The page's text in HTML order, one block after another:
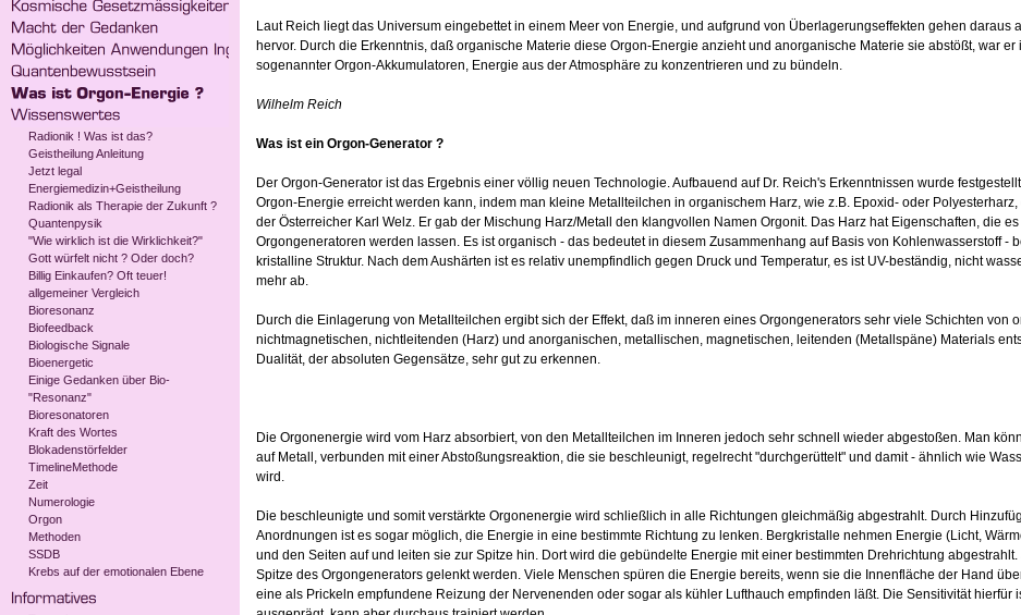
Radionik ! Was ist das?
Geistheilung Anleitung
Jetzt legal
Energiemedizin+Geistheilung
Radionik als Therapie der Zukunft ?
Quantenpysik
"Wie wirklich ist die Wirklichkeit?"
Gott würfelt nicht ? Oder doch?
Billig Einkaufen? Oft teuer!
allgemeiner Vergleich
Bioresonanz
Biofeedback
Biologische Signale
Bioenergetic
Einige Gedanken über Bio-
"Resonanz"
Bioresonatoren
Kraft des Wortes
Blokadenstörfelder
TimelineMethode
Zeit
Numerologie
Orgon
Methoden
SSDB
Krebs auf der emotionalen Ebene
Laut Reich liegt das Universum eingebettet in einem Meer von Energie, und aufgrund von Überlagerungseffekten gehen daraus
hervor. Durch die Erkenntnis, daß organische Materie diese Orgon-Energie anzieht und anorganische Materie sie abstößt, war
sogenannter Orgon-Akkumulatoren, Energie aus der Atmosphäre zu konzentrieren und zu bündeln.
Wilhelm Reich
Was ist ein Orgon-Generator ?
Der Orgon-Generator ist das Ergebnis einer völlig neuen Technologie. Aufbauend auf Dr. Reich's Erkenntnissen wurde
Orgon-Energie erreicht werden kann, indem man kleine Metallteilchen in organischem Harz, wie z.B. Epoxid- oder
der Österreicher Karl Welz. Er gab der Mischung Harz/Metall den klangvollen Namen Orgonit. Das Harz hat Eigenschaften, die
Orgongeneratoren werden lassen. Es ist organisch - das bedeutet in diesem Zusammenhang auf Basis von Kohlenwasserstoff -
kristalline Struktur. Nach dem Aushärten ist es relativ unempfindlich gegen Druck und Temperatur, es ist UV-beständig, nicht
mehr ab.
Durch die Einlagerung von Metallteilchen ergibt sich der Effekt, daß im inneren eines Orgongenerators sehr viele Schichten von
nichtmagnetischen, nichtleitenden (Harz) und anorganischen, metallischen, magnetischen, leitenden (Metallspäne) Materials
Dualität, der absoluten Gegensätze, sehr gut zu erkennen.
Die Orgonenergie wird vom Harz absorbiert, von den Metallteilchen im Inneren jedoch sehr schnell wieder abgestoßen. Man
auf Metall, verbunden mit einer Abstoßungsreaktion, die sie beschleunigt, regelrecht "durchgerüttelt" und damit - ähnlich wie
wird.
Die beschleunigte und somit verstärkte Orgonenergie wird schließlich in alle Richtungen gleichmäßig abgestrahlt. Durch
Anordnungen ist es sogar möglich, die Energie in eine bestimmte Richtung zu lenken. Bergkristalle nehmen Energie (Licht,
und den Seiten auf und leiten sie zur Spitze hin. Dort wird die gebündelte Energie mit einer bestimmten Drehrichtung
Spitze des Orgongenerators gelenkt werden. Viele Menschen spüren die Energie bereits, wenn sie die Innenfläche der Hand
eine als Prickeln empfundene Reizung der Nervenenden oder sogar als kühler Lufthauch empfinden läßt. Die Sensitivität hierfür